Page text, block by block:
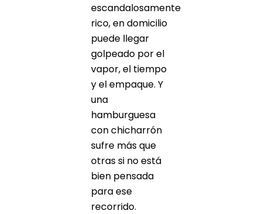
escandalosamente
rico, en domicilio
puede llegar
golpeado por el
vapor, el tiempo
y el empaque. Y
una
hamburguesa
con chicharrón
sufre más que
otras si no está
bien pensada
para ese
recorrido.